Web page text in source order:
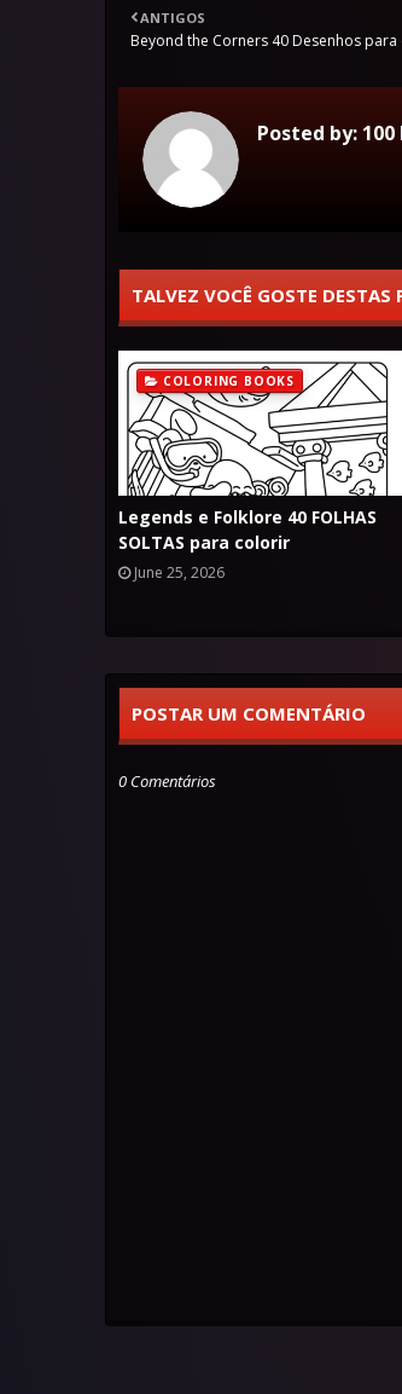
ANTIGOS
Beyond the Corners 40 Desenhos
Posted by:
TALVEZ VOCÊ GOSTE DESTAS
COLORING BOOKS
Legends e Folklore 40 FOLHAS
SOLTAS para colorir
June 25, 2026
POSTAR UM COMENTÁRIO
0 Comentários